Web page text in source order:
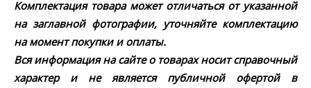
Комплектация товара может отличаться от указанной
на заглавной фотографии, уточняйте комплектацию
на момент покупки и оплаты.
Вся информация на сайте о товарах носит справочный
характер и не является публичной офертой в